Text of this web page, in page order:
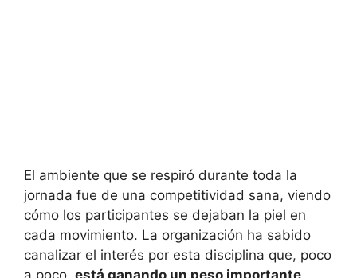
El ambiente que se respiró durante toda la
jornada fue de una competitividad sana, viendo
cómo los participantes se dejaban la piel en
cada movimiento. La organización ha sabido
canalizar el interés por esta disciplina que, poco
a poco, está ganando un peso importante